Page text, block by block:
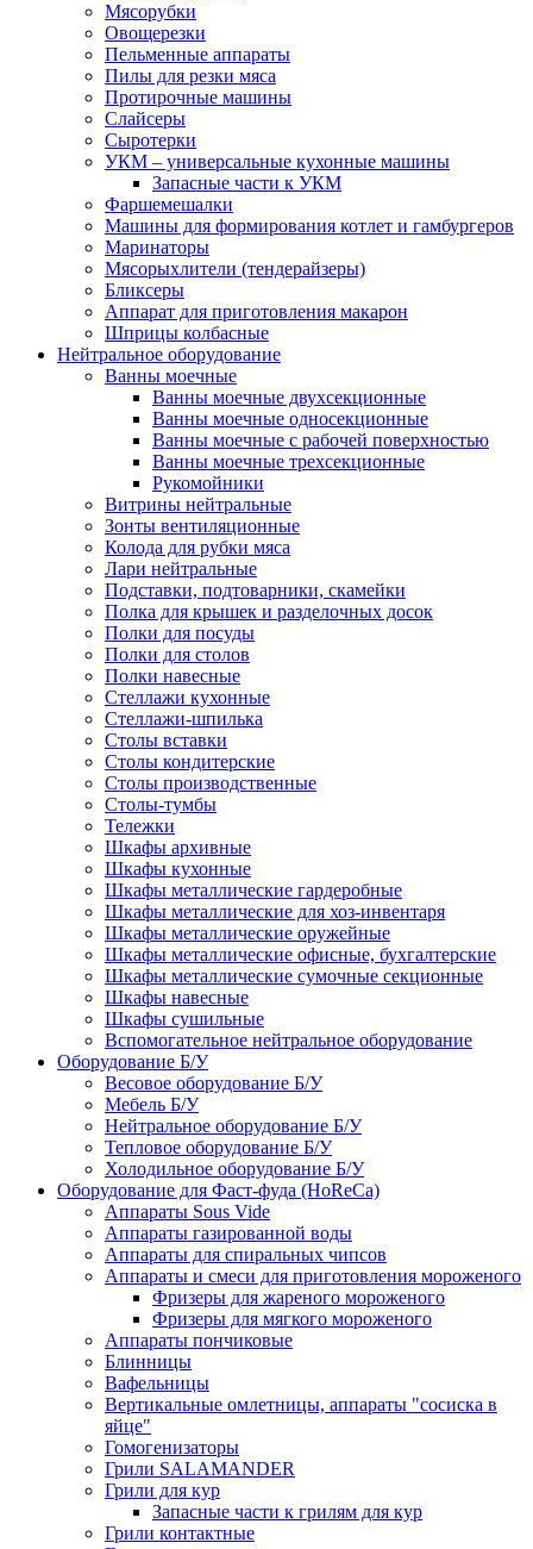
Мясорубки
Овощерезки
Пельменные аппараты
Пилы для резки мяса
Протирочные машины
Слайсеры
Сыротерки
УКМ – универсальные кухонные машины
Запасные части к УКМ
Фаршемешалки
Машины для формирования котлет и гамбургеров
Маринаторы
Мясорыхлители (тендерайзеры)
Бликсеры
Аппарат для приготовления макарон
Шприцы колбасные
Нейтральное оборудование
Ванны моечные
Ванны моечные двухсекционные
Ванны моечные односекционные
Ванны моечные с рабочей поверхностью
Ванны моечные трехсекционные
Рукомойники
Витрины нейтральные
Зонты вентиляционные
Колода для рубки мяса
Лари нейтральные
Подставки, подтоварники, скамейки
Полка для крышек и разделочных досок
Полки для посуды
Полки для столов
Полки навесные
Стеллажи кухонные
Стеллажи-шпилька
Столы вставки
Столы кондитерские
Столы производственные
Столы-тумбы
Тележки
Шкафы архивные
Шкафы кухонные
Шкафы металлические гардеробные
Шкафы металлические для хоз-инвентаря
Шкафы металлические оружейные
Шкафы металлические офисные, бухгалтерские
Шкафы металлические сумочные секционные
Шкафы навесные
Шкафы сушильные
Вспомогательное нейтральное оборудование
Оборудование Б/У
Весовое оборудование Б/У
Мебель Б/У
Нейтральное оборудование Б/У
Тепловое оборудование Б/У
Холодильное оборудование Б/У
Оборудование для Фаст-фуда (HoReCa)
Аппараты Sous Vide
Аппараты газированной воды
Аппараты для спиральных чипсов
Аппараты и смеси для приготовления мороженого
Фризеры для жареного мороженого
Фризеры для мягкого мороженого
Аппараты пончиковые
Блинницы
Вафельницы
Вертикальные омлетницы, аппараты "сосиска в
яйце"
Гомогенизаторы
Грили SALAMANDER
Грили для кур
Запасные части к грилям для кур
Грили контактные